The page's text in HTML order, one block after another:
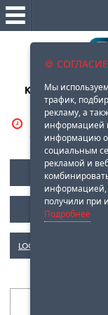
Клеи,
ВРЕМЯ
С 10-00 до 18-00
LOCTITE
🍪
Мы
трафик,
рекламу, а
информацией
информацию о
социальным
рекламой и
информацией,
получили при
Подробнее